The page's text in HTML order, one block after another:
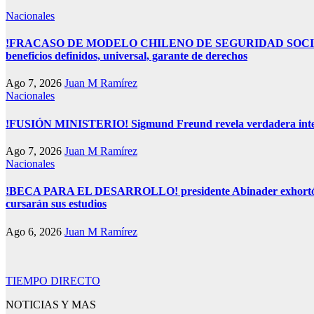
Nacionales
!FRACASO DE MODELO CHILENO DE SEGURIDAD
beneficios definidos, universal, garante de derechos
Ago 7, 2026 Juan M Ramírez
Nacionales
!FUSIÓN MINISTERIO! Sigmund Freund revela verdadera
Ago 7, 2026 Juan M Ramírez
Nacionales
!BECA PARA EL DESARROLLO! presidente Abinader exhortó
cursarán sus estudios
Ago 6, 2026 Juan M Ramírez
TIEMPO DIRECTO
NOTICIAS Y MAS